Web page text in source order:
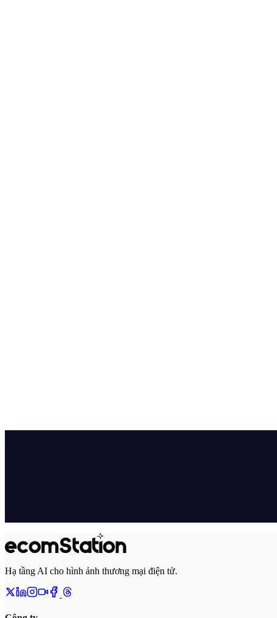
Hạ tầng AI cho hình ảnh thương mại điện tử.